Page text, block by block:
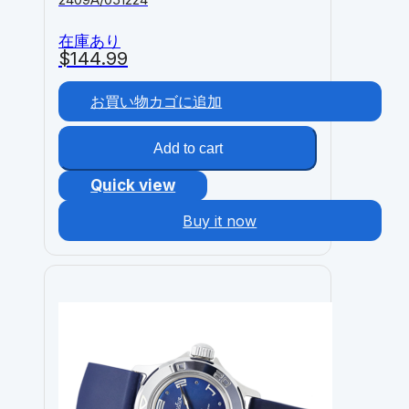
$144.99
在庫あり
お買い物カゴに追加
Add to cart
Quick view
Buy it now